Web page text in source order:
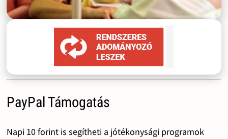
PayPal Támogatás
Napi 10 forint is segítheti a jótékonysági programok